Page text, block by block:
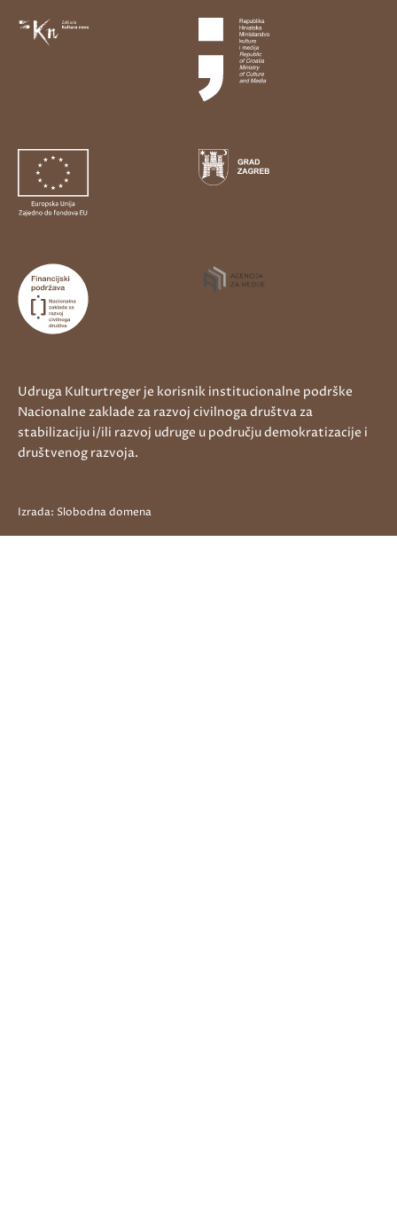
Udruga Kulturtreger je korisnik institucionalne podrške
Nacionalne zaklade za razvoj civilnoga društva za
stabilizaciju i/ili razvoj udruge u području demokratizacije i
društvenog razvoja.
Izrada: Slobodna domena